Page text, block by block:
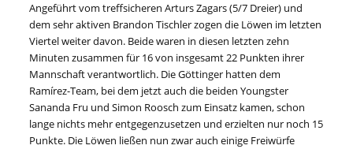
Angeführt vom treffsicheren Arturs Zagars (5/7 Dreier) und
dem sehr aktiven Brandon Tischler zogen die Löwen im letzten
Viertel weiter davon. Beide waren in diesen letzten zehn
Minuten zusammen für 16 von insgesamt 22 Punkten ihrer
Mannschaft verantwortlich. Die Göttinger hatten dem
Ramírez-Team, bei dem jetzt auch die beiden Youngster
Sananda Fru und Simon Roosch zum Einsatz kamen, schon
lange nichts mehr entgegenzusetzen und erzielten nur noch 15
Punkte. Die Löwen ließen nun zwar auch einige Freiwürfe